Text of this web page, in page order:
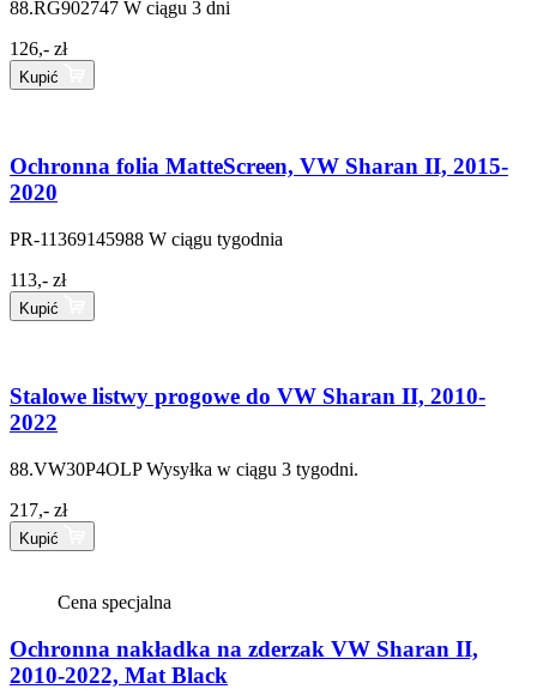
88.RG902747 W ciągu 3 dni
126,- zł
Kupić
Ochronna folia MatteScreen, VW Sharan II, 2015-
2020
PR-11369145988 W ciągu tygodnia
113,- zł
Kupić
Stalowe listwy progowe do VW Sharan II, 2010-
2022
88.VW30P4OLP Wysyłka w ciągu 3 tygodni.
217,- zł
Kupić
Cena specjalna
Ochronna nakładka na zderzak VW Sharan II,
2010-2022, Mat Black